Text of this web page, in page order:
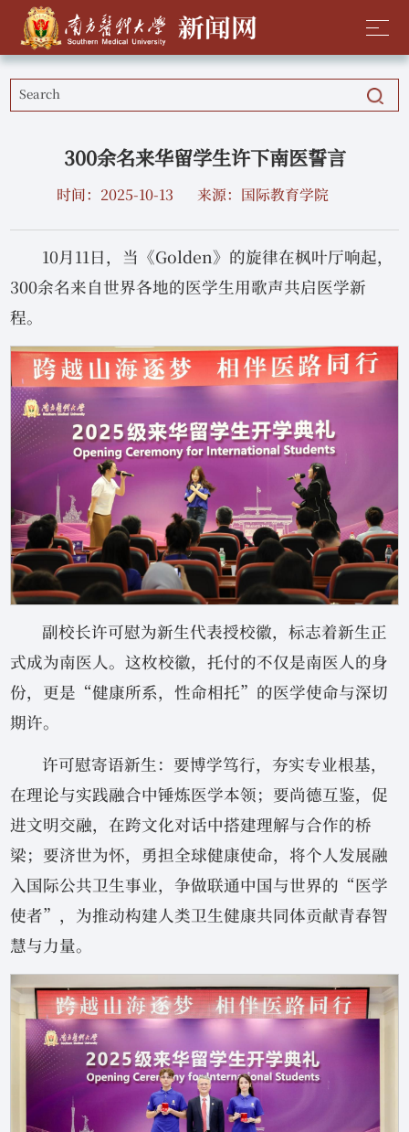
300余名来华留学生许下南医誓言
时间：2025-10-13 来源：国际教育学院
10月11日，当《Golden》的旋律在枫叶厅响起，
300余名来自世界各地的医学生用歌声共启医学新
程。
副校长许可慰为新生代表授校徽，标志着新生正
式成为南医人。这枚校徽，托付的不仅是南医人的身
份，更是“健康所系，性命相托”的医学使命与深切
期许。
许可慰寄语新生：要博学笃行，夯实专业根基，
在理论与实践融合中锤炼医学本领；要尚德互鉴，促
进文明交融，在跨文化对话中搭建理解与合作的桥
梁；要济世为怀，勇担全球健康使命，将个人发展融
入国际公共卫生事业，争做联通中国与世界的“医学
使者”，为推动构建人类卫生健康共同体贡献青春智
慧与力量。